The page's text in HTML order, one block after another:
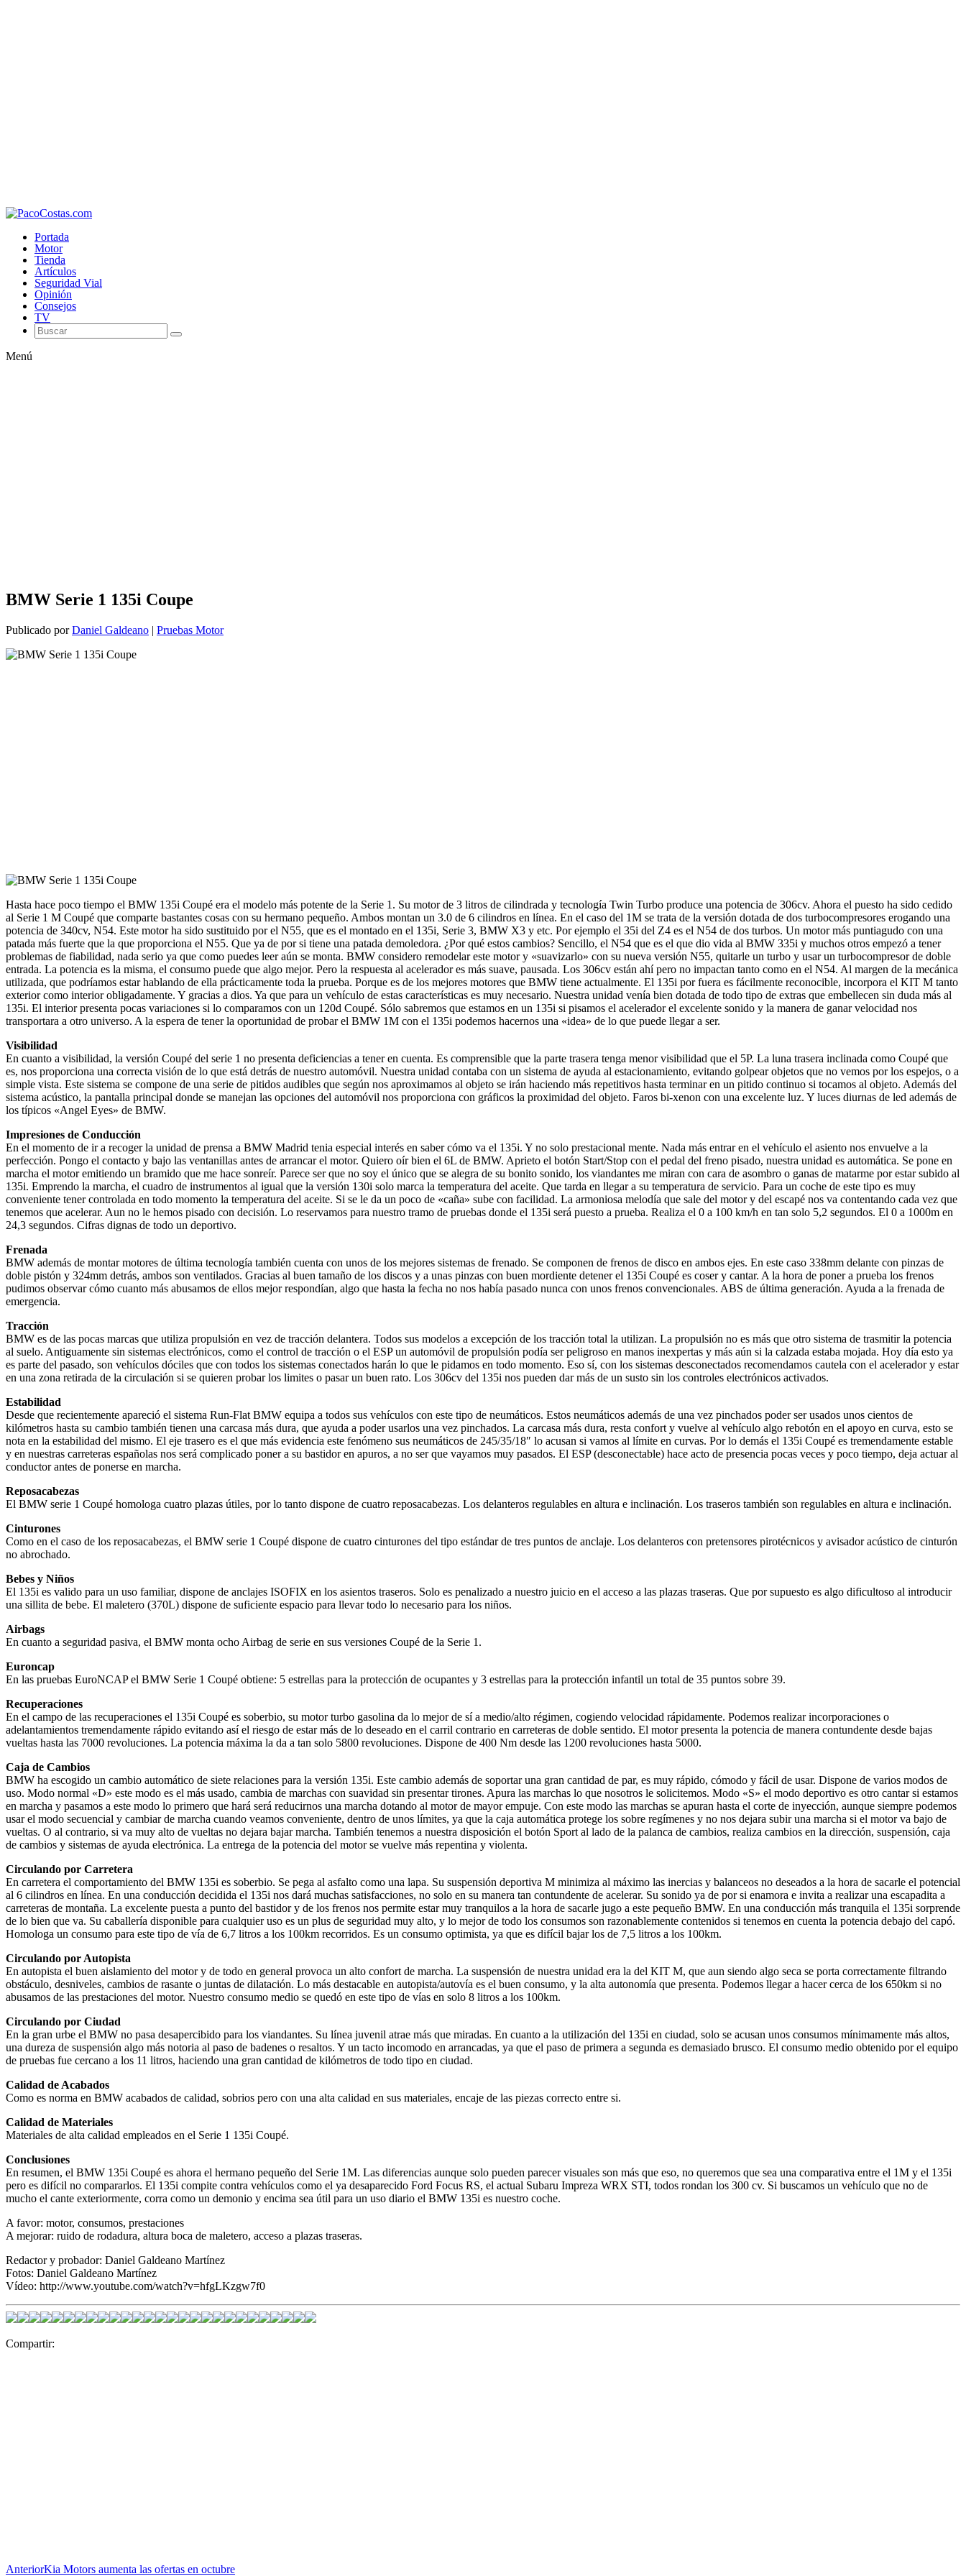
Portada
Motor
Tienda
Artículos
Seguridad Vial
Opinión
Consejos
TV
Menú
BMW Serie 1 135i Coupe
Publicado porDaniel Galdeano | Pruebas Motor
Hasta hace poco tiempo el BMW 135i Coupé era el modelo más potente de la Serie 1. Su motor de 3 litros de cilindrada y tecnología Twin Turbo produce una potencia de 306cv. Ahora el puesto ha sido cedido
al Serie 1 M Coupé que comparte bastantes cosas con su hermano pequeño. Ambos montan un 3.0 de 6 cilindros en línea. En el caso del 1M se trata de la versión dotada de dos turbocompresores erogando una
potencia de 340cv, N54. Este motor ha sido sustituido por el N55, que es el montado en el 135i, Serie 3, BMW X3 y etc. Por ejemplo el 35i del Z4 es el N54 de dos turbos. Un motor más puntiagudo con una
patada más fuerte que la que proporciona el N55. Que ya de por si tiene una patada demoledora. ¿Por qué estos cambios? Sencillo, el N54 que es el que dio vida al BMW 335i y muchos otros empezó a tener
problemas de fiabilidad, nada serio ya que como puedes leer aún se monta. BMW considero remodelar este motor y «suavizarlo» con su nueva versión N55, quitarle un turbo y usar un turbocompresor de doble
entrada. La potencia es la misma, el consumo puede que algo mejor. Pero la respuesta al acelerador es más suave, pausada. Los 306cv están ahí pero no impactan tanto como en el N54. Al margen de la mecánica
utilizada, que podríamos estar hablando de ella prácticamente toda la prueba. Porque es de los mejores motores que BMW tiene actualmente. El 135i por fuera es fácilmente reconocible, incorpora el KIT M tanto
exterior como interior obligadamente. Y gracias a dios. Ya que para un vehículo de estas características es muy necesario. Nuestra unidad venía bien dotada de todo tipo de extras que embellecen sin duda más al
135i. El interior presenta pocas variaciones si lo comparamos con un 120d Coupé. Sólo sabremos que estamos en un 135i si pisamos el acelerador el excelente sonido y la manera de ganar velocidad nos
transportara a otro universo. A la espera de tener la oportunidad de probar el BMW 1M con el 135i podemos hacernos una «idea» de lo que puede llegar a ser.
Visibilidad
En cuanto a visibilidad, la versión Coupé del serie 1 no presenta deficiencias a tener en cuenta. Es comprensible que la parte trasera tenga menor visibilidad que el 5P. La luna trasera inclinada como Coupé que
es, nos proporciona una correcta visión de lo que está detrás de nuestro automóvil. Nuestra unidad contaba con un sistema de ayuda al estacionamiento, evitando golpear objetos que no vemos por los espejos, o a
simple vista. Este sistema se compone de una serie de pitidos audibles que según nos aproximamos al objeto se irán haciendo más repetitivos hasta terminar en un pitido continuo si tocamos al objeto. Además del
sistema acústico, la pantalla principal donde se manejan las opciones del automóvil nos proporciona con gráficos la proximidad del objeto. Faros bi-xenon con una excelente luz. Y luces diurnas de led además de
los típicos «Angel Eyes» de BMW.
Impresiones de Conducción
En el momento de ir a recoger la unidad de prensa a BMW Madrid tenia especial interés en saber cómo va el 135i. Y no solo prestacional mente. Nada más entrar en el vehículo el asiento nos envuelve a la
perfección. Pongo el contacto y bajo las ventanillas antes de arrancar el motor. Quiero oír bien el 6L de BMW. Aprieto el botón Start/Stop con el pedal del freno pisado, nuestra unidad es automática. Se pone en
marcha el motor emitiendo un bramido que me hace sonreír. Parece ser que no soy el único que se alegra de su bonito sonido, los viandantes me miran con cara de asombro o ganas de matarme por estar subido al
135i. Emprendo la marcha, el cuadro de instrumentos al igual que la versión 130i solo marca la temperatura del aceite. Que tarda en llegar a su temperatura de servicio. Para un coche de este tipo es muy
conveniente tener controlada en todo momento la temperatura del aceite. Si se le da un poco de «caña» sube con facilidad. La armoniosa melodía que sale del motor y del escapé nos va contentando cada vez que
tenemos que acelerar. Aun no le hemos pisado con decisión. Lo reservamos para nuestro tramo de pruebas donde el 135i será puesto a prueba. Realiza el 0 a 100 km/h en tan solo 5,2 segundos. El 0 a 1000m en
24,3 segundos. Cifras dignas de todo un deportivo.
Frenada
BMW además de montar motores de última tecnología también cuenta con unos de los mejores sistemas de frenado. Se componen de frenos de disco en ambos ejes. En este caso 338mm delante con pinzas de
doble pistón y 324mm detrás, ambos son ventilados. Gracias al buen tamaño de los discos y a unas pinzas con buen mordiente detener el 135i Coupé es coser y cantar. A la hora de poner a prueba los frenos
pudimos observar cómo cuanto más abusamos de ellos mejor respondían, algo que hasta la fecha no nos había pasado nunca con unos frenos convencionales. ABS de última generación. Ayuda a la frenada de
emergencia.
Tracción
BMW es de las pocas marcas que utiliza propulsión en vez de tracción delantera. Todos sus modelos a excepción de los tracción total la utilizan. La propulsión no es más que otro sistema de trasmitir la potencia
al suelo. Antiguamente sin sistemas electrónicos, como el control de tracción o el ESP un automóvil de propulsión podía ser peligroso en manos inexpertas y más aún si la calzada estaba mojada. Hoy día esto ya
es parte del pasado, son vehículos dóciles que con todos los sistemas conectados harán lo que le pidamos en todo momento. Eso sí, con los sistemas desconectados recomendamos cautela con el acelerador y estar
en una zona retirada de la circulación si se quieren probar los limites o pasar un buen rato. Los 306cv del 135i nos pueden dar más de un susto sin los controles electrónicos activados.
Estabilidad
Desde que recientemente apareció el sistema Run-Flat BMW equipa a todos sus vehículos con este tipo de neumáticos. Estos neumáticos además de una vez pinchados poder ser usados unos cientos de
kilómetros hasta su cambio también tienen una carcasa más dura, que ayuda a poder usarlos una vez pinchados. La carcasa más dura, resta confort y vuelve al vehículo algo rebotón en el apoyo en curva, esto se
nota en la estabilidad del mismo. El eje trasero es el que más evidencia este fenómeno sus neumáticos de 245/35/18″ lo acusan si vamos al límite en curvas. Por lo demás el 135i Coupé es tremendamente estable
y en nuestras carreteras españolas nos será complicado poner a su bastidor en apuros, a no ser que vayamos muy pasados. El ESP (desconectable) hace acto de presencia pocas veces y poco tiempo, deja actuar al
conductor antes de ponerse en marcha.
Reposacabezas
El BMW serie 1 Coupé homologa cuatro plazas útiles, por lo tanto dispone de cuatro reposacabezas. Los delanteros regulables en altura e inclinación. Los traseros también son regulables en altura e inclinación.
Cinturones
Como en el caso de los reposacabezas, el BMW serie 1 Coupé dispone de cuatro cinturones del tipo estándar de tres puntos de anclaje. Los delanteros con pretensores pirotécnicos y avisador acústico de cinturón
no abrochado.
Bebes y Niños
El 135i es valido para un uso familiar, dispone de anclajes ISOFIX en los asientos traseros. Solo es penalizado a nuestro juicio en el acceso a las plazas traseras. Que por supuesto es algo dificultoso al introducir
una sillita de bebe. El maletero (370L) dispone de suficiente espacio para llevar todo lo necesario para los niños.
Airbags
En cuanto a seguridad pasiva, el BMW monta ocho Airbag de serie en sus versiones Coupé de la Serie 1.
Euroncap
En las pruebas EuroNCAP el BMW Serie 1 Coupé obtiene: 5 estrellas para la protección de ocupantes y 3 estrellas para la protección infantil un total de 35 puntos sobre 39.
Recuperaciones
En el campo de las recuperaciones el 135i Coupé es soberbio, su motor turbo gasolina da lo mejor de sí a medio/alto régimen, cogiendo velocidad rápidamente. Podemos realizar incorporaciones o
adelantamientos tremendamente rápido evitando así el riesgo de estar más de lo deseado en el carril contrario en carreteras de doble sentido. El motor presenta la potencia de manera contundente desde bajas
vueltas hasta las 7000 revoluciones. La potencia máxima la da a tan solo 5800 revoluciones. Dispone de 400 Nm desde las 1200 revoluciones hasta 5000.
Caja de Cambios
BMW ha escogido un cambio automático de siete relaciones para la versión 135i. Este cambio además de soportar una gran cantidad de par, es muy rápido, cómodo y fácil de usar. Dispone de varios modos de
uso. Modo normal «D» este modo es el más usado, cambia de marchas con suavidad sin presentar tirones. Apura las marchas lo que nosotros le solicitemos. Modo «S» el modo deportivo es otro cantar si estamos
en marcha y pasamos a este modo lo primero que hará será reducirnos una marcha dotando al motor de mayor empuje. Con este modo las marchas se apuran hasta el corte de inyección, aunque siempre podemos
usar el modo secuencial y cambiar de marcha cuando veamos conveniente, dentro de unos límites, ya que la caja automática protege los sobre regímenes y no nos dejara subir una marcha si el motor va bajo de
vueltas. O al contrario, si va muy alto de vueltas no dejara bajar marcha. También tenemos a nuestra disposición el botón Sport al lado de la palanca de cambios, realiza cambios en la dirección, suspensión, caja
de cambios y sistemas de ayuda electrónica. La entrega de la potencia del motor se vuelve más repentina y violenta.
Circulando por Carretera
En carretera el comportamiento del BMW 135i es soberbio. Se pega al asfalto como una lapa. Su suspensión deportiva M minimiza al máximo las inercias y balanceos no deseados a la hora de sacarle el potencial
al 6 cilindros en línea. En una conducción decidida el 135i nos dará muchas satisfacciones, no solo en su manera tan contundente de acelerar. Su sonido ya de por si enamora e invita a realizar una escapadita a
carreteras de montaña. La excelente puesta a punto del bastidor y de los frenos nos permite estar muy tranquilos a la hora de sacarle jugo a este pequeño BMW. En una conducción más tranquila el 135i sorprende
de lo bien que va. Su caballería disponible para cualquier uso es un plus de seguridad muy alto, y lo mejor de todo los consumos son razonablemente contenidos si tenemos en cuenta la potencia debajo del capó.
Homologa un consumo para este tipo de vía de 6,7 litros a los 100km recorridos. Es un consumo optimista, ya que es difícil bajar los de 7,5 litros a los 100km.
Circulando por Autopista
En autopista el buen aislamiento del motor y de todo en general provoca un alto confort de marcha. La suspensión de nuestra unidad era la del KIT M, que aun siendo algo seca se porta correctamente filtrando
obstáculo, desniveles, cambios de rasante o juntas de dilatación. Lo más destacable en autopista/autovía es el buen consumo, y la alta autonomía que presenta. Podemos llegar a hacer cerca de los 650km si no
abusamos de las prestaciones del motor. Nuestro consumo medio se quedó en este tipo de vías en solo 8 litros a los 100km.
Circulando por Ciudad
En la gran urbe el BMW no pasa desapercibido para los viandantes. Su línea juvenil atrae más que miradas. En cuanto a la utilización del 135i en ciudad, solo se acusan unos consumos mínimamente más altos,
una dureza de suspensión algo más notoria al paso de badenes o resaltos. Y un tacto incomodo en arrancadas, ya que el paso de primera a segunda es demasiado brusco. El consumo medio obtenido por el equipo
de pruebas fue cercano a los 11 litros, haciendo una gran cantidad de kilómetros de todo tipo en ciudad.
Calidad de Acabados
Como es norma en BMW acabados de calidad, sobrios pero con una alta calidad en sus materiales, encaje de las piezas correcto entre si.
Calidad de Materiales
Materiales de alta calidad empleados en el Serie 1 135i Coupé.
Conclusiones
En resumen, el BMW 135i Coupé es ahora el hermano pequeño del Serie 1M. Las diferencias aunque solo pueden parecer visuales son más que eso, no queremos que sea una comparativa entre el 1M y el 135i
pero es difícil no compararlos. El 135i compite contra vehículos como el ya desaparecido Ford Focus RS, el actual Subaru Impreza WRX STI, todos rondan los 300 cv. Si buscamos un vehículo que no de
mucho el cante exteriormente, corra como un demonio y encima sea útil para un uso diario el BMW 135i es nuestro coche.
A favor: motor, consumos, prestaciones
A mejorar: ruido de rodadura, altura boca de maletero, acceso a plazas traseras.
Redactor y probador: Daniel Galdeano Martínez
Fotos: Daniel Galdeano Martínez
Vídeo: http://www.youtube.com/watch?v=hfgLKzgw7f0
Compartir:
AnteriorKia Motors aumenta las ofertas en octubre